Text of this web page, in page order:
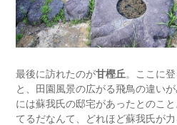
最後に訪れたのが甘樫丘。ここに
と、田園風景の広がる飛鳥の違い
には蘇我氏の邸宅があったとのこ
てるだなんて、どれほど蘇我氏が